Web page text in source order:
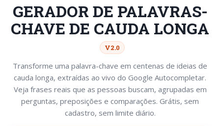
GERADOR DE PALAVRAS-
CHAVE DE CAUDA LONGA
V2.0
Transforme uma palavra-chave em centenas de ideias de
cauda longa, extraídas ao vivo do Google Autocompletar.
Veja frases reais que as pessoas buscam, agrupadas em
perguntas, preposições e comparações. Grátis, sem
cadastro, sem limite diário.